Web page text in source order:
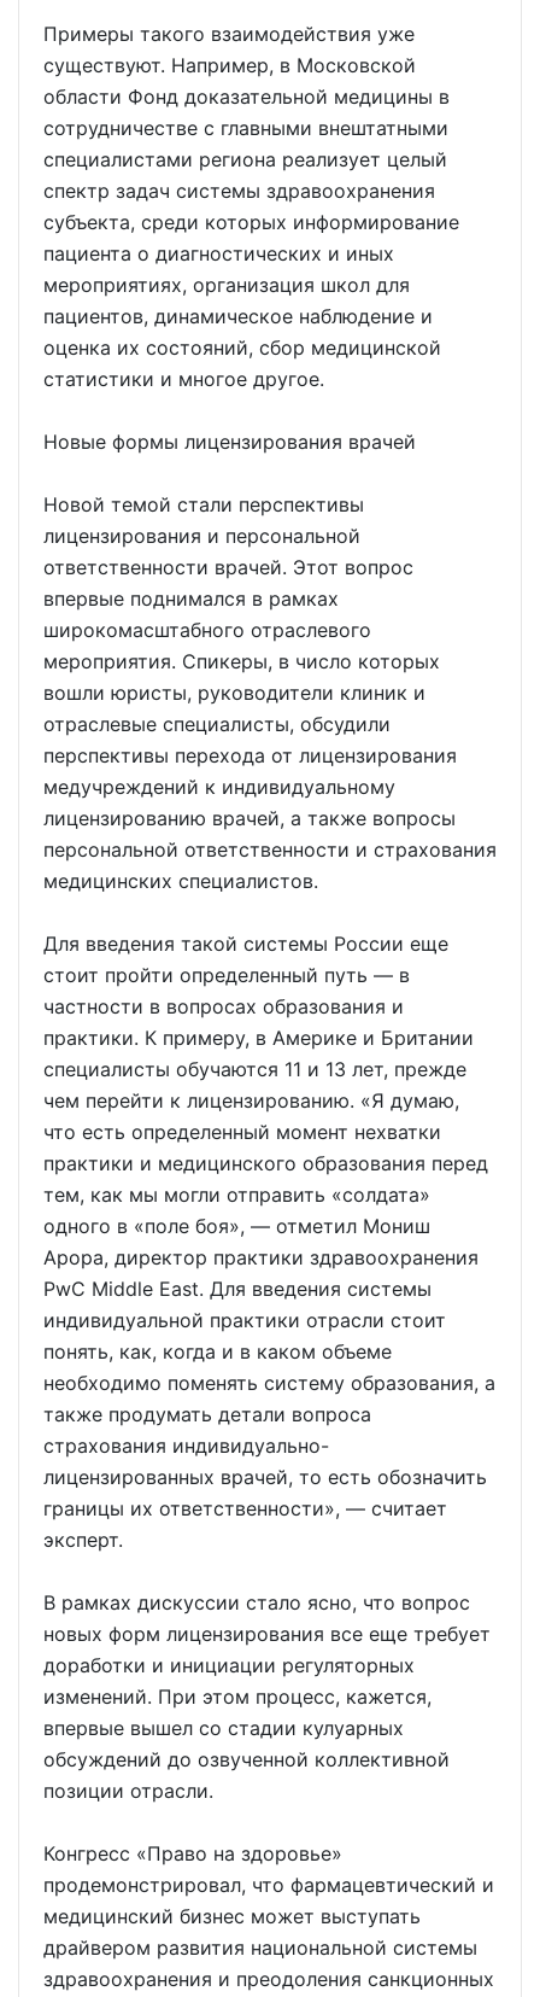
Примеры такого взаимодействия уже
существуют. Например, в Московской
области Фонд доказательной медицины в
сотрудничестве с главными внештатными
специалистами региона реализует целый
спектр задач системы здравоохранения
субъекта, среди которых информирование
пациента о диагностических и иных
мероприятиях, организация школ для
пациентов, динамическое наблюдение и
оценка их состояний, сбор медицинской
статистики и многое другое.
Новые формы лицензирования врачей
Новой темой стали перспективы
лицензирования и персональной
ответственности врачей. Этот вопрос
впервые поднимался в рамках
широкомасштабного отраслевого
мероприятия. Спикеры, в число которых
вошли юристы, руководители клиник и
отраслевые специалисты, обсудили
перспективы перехода от лицензирования
медучреждений к индивидуальному
лицензированию врачей, а также вопросы
персональной ответственности и страхования
медицинских специалистов.
Для введения такой системы России еще
стоит пройти определенный путь — в
частности в вопросах образования и
практики. К примеру, в Америке и Британии
специалисты обучаются 11 и 13 лет, прежде
чем перейти к лицензированию. «Я думаю,
что есть определенный момент нехватки
практики и медицинского образования перед
тем, как мы могли отправить «солдата»
одного в «поле боя», — отметил Мониш
Арора, директор практики здравоохранения
PwC Middle East. Для введения системы
индивидуальной практики отрасли стоит
понять, как, когда и в каком объеме
необходимо поменять систему образования, а
также продумать детали вопроса
страхования индивидуально-
лицензированных врачей, то есть обозначить
границы их ответственности», — считает
эксперт.
В рамках дискуссии стало ясно, что вопрос
новых форм лицензирования все еще требует
доработки и инициации регуляторных
изменений. При этом процесс, кажется,
впервые вышел со стадии кулуарных
обсуждений до озвученной коллективной
позиции отрасли.
Конгресс «Право на здоровье»
продемонстрировал, что фармацевтический и
медицинский бизнес может выступать
драйвером развития национальной системы
здравоохранения и преодоления санкционных